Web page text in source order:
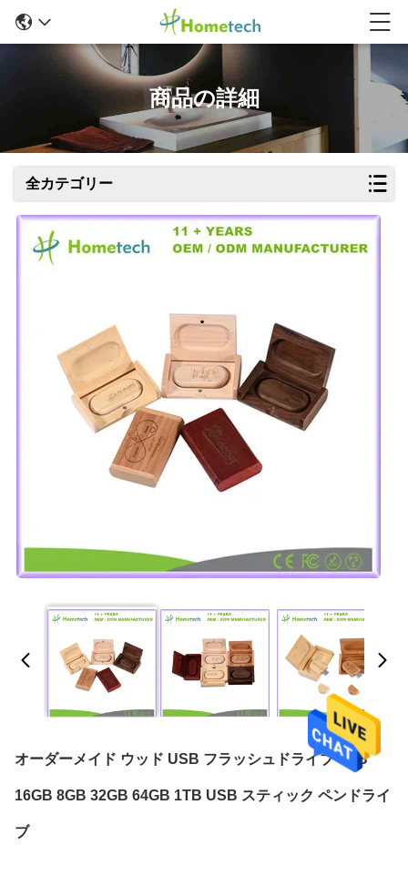
商品の詳細
全カテゴリー
オーダーメイド ウッド USB フラッシュドライブ 4GB
16GB 8GB 32GB 64GB 1TB USB スティック ペンドライ
ブ